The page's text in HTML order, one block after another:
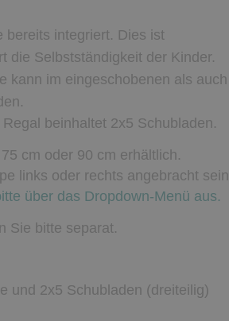
bereits integriert. Dies ist
die Selbstständigkeit der Kinder.
kann im eingeschobenen als auch
beinhaltet 2x5 Schubladen.
cm oder 90 cm erhältlich.
links oder rechts angebracht sein
über das Dropdown-Menü aus.
Sie bitte separat.
und 2x5 Schubladen (dreiteilig)